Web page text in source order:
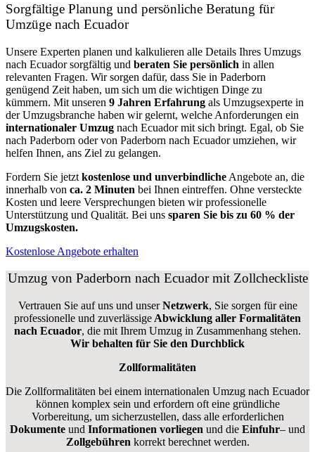
Sorgfältige Planung und persönliche Beratung für
Umzüge nach Ecuador
Unsere Experten planen und kalkulieren alle Details Ihres Umzugs
nach Ecuador sorgfältig und beraten Sie persönlich in allen
relevanten Fragen. Wir sorgen dafür, dass Sie in Paderborn
genügend Zeit haben, um sich um die wichtigen Dinge zu
kümmern. Mit unseren 9 Jahren Erfahrung als Umzugsexperte in
der Umzugsbranche haben wir gelernt, welche Anforderungen ein
internationaler Umzug nach Ecuador mit sich bringt. Egal, ob Sie
nach Paderborn oder von Paderborn nach Ecuador umziehen, wir
helfen Ihnen, ans Ziel zu gelangen.
Fordern Sie jetzt kostenlose und unverbindliche Angebote an, die
innerhalb von ca. 2 Minuten bei Ihnen eintreffen. Ohne versteckte
Kosten und leere Versprechungen bieten wir professionelle
Unterstützung und Qualität. Bei uns sparen Sie bis zu 60 % der
Umzugskosten.
Kostenlose Angebote erhalten
Umzug von Paderborn nach Ecuador mit Zollcheckliste
Vertrauen Sie auf uns und unserNetzwerk, Sie sorgen für eine
professionelle und zuverlässige Abwicklung aller Formalitäten
nach Ecuador, die mit Ihrem Umzug in Zusammenhang stehen.
Wir behalten für Sie den Durchblick
Zollformalitäten
Die Zollformalitäten bei einem internationalen Umzug nach Ecuador
können komplex sein und erfordern oft eine gründliche
Vorbereitung, um sicherzustellen, dass alle erforderlichen
Dokumente und Informationen vorliegen und die Einfuhr– und
Zollgebühren korrekt berechnet werden.